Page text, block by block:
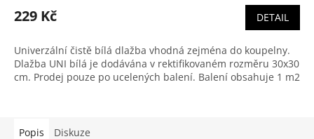
229 Kč DETAIL
Univerzální čistě bílá dlažba vhodná zejména do koupelny.
Dlažba UNI bílá je dodávána v rektifikovaném rozměru 30x30
cm. Prodej pouze po ucelených balení. Balení obsahuje 1 m2
Popis Diskuze